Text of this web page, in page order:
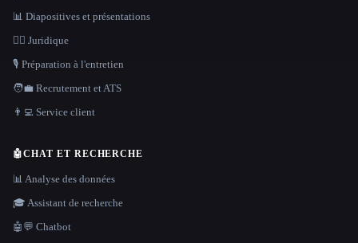
📊 Diapositives et présentations
👩‍⚖️ Juridique
🎙️ Préparation à l'entretien
🧑‍💼 Recrutement et ATS
👨‍💻 Service client
🤖CHAT ET RECHERCHE
📊 Analyse des données
🎓 Assistant de recherche
🤖💬 Chatbot